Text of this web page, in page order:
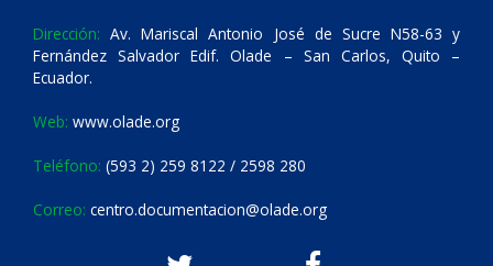
Dirección: Av. Mariscal Antonio José de Sucre N58-63 y
Fernández Salvador Edif. Olade – San Carlos, Quito –
Ecuador.
Web: www.olade.org
Teléfono: (593 2) 259 8122 / 2598 280
Correo: centro.documentacion@olade.org